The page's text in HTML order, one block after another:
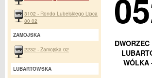
WÓLKA
3102 - Rondo Lubelskiego Lipca
80 02
ZAMOJSKA
2232 - Zamojska 02
LUBARTOWSKA